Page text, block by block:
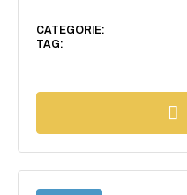
CATEGORIE:
TAG: